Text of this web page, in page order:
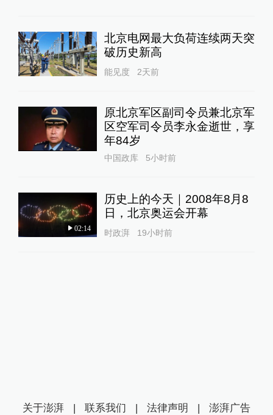
北京电网最大负荷连续两天突
破历史新高
能见度 2天前
原北京军区副司令员兼北京军
区空军司令员李永金逝世，享
年84岁
中国政库 5小时前
02:14
历史上的今天｜2008年8月8
日，北京奥运会开幕
时政湃 19小时前
关于澎湃 | 联系我们 | 法律声明 | 澎湃广告